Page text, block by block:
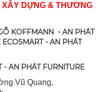
XÂY DỰNG & THƯƠNG
KOFFMANN - AN PHÁT
- AN PHÁT
- AN PHÁT FURNITURE
Vũ Quang,